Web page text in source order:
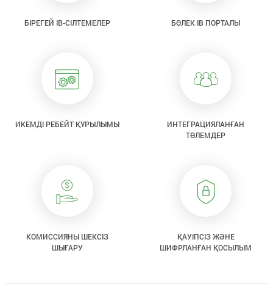
БІРЕГЕЙ IB-СІЛТЕМЕЛЕР БӨЛЕК IB ПОРТАЛЫ
ИКЕМДІ РЕБЕЙТ ҚҰРЫЛЫМЫ
ИНТЕГРАЦИЯЛАНҒАН
ТӨЛЕМДЕР
КОМИССИЯНЫ ШЕКСІЗ
ШЫҒАРУ
ҚАУІПСІЗ ЖӘНЕ
ШИФРЛАНҒАН ҚОСЫЛЫМ